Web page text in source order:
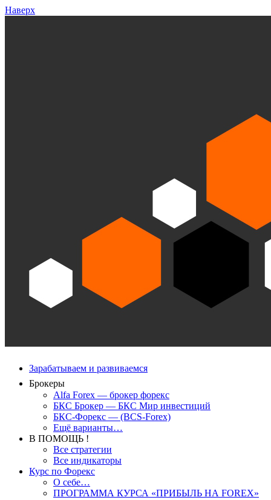
Наверх
Зарабатываем и развиваемся
Брокеры
Alfa Forex — брокер форекс
БКС Брокер — БКС Мир инвестиций
БКС-Форекс — (BCS-Forex)
Ещё варианты…
В ПОМОЩЬ !
Все стратегии
Все индикаторы
Курс по Форекс
О себе…
ПРОГРАММА КУРСА «ПРИБЫЛЬ НА FOREX»